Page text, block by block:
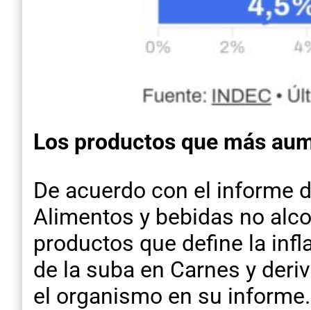
Los productos que más
De acuerdo con el informe
Alimentos y bebidas no
productos que define la
de la suba en Carnes y
el organismo en su informe.